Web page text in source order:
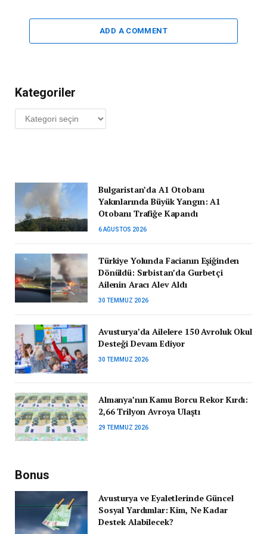
ADD A COMMENT
Kategoriler
Kategoriler
Bulgaristan’da A1 Otobanı
Yakınlarında Büyük Yangın: A1
Otobanı Trafiğe Kapandı
6 AĞUSTOS 2026
Türkiye Yolunda Facianın Eşiğinden
Dönüldü: Sırbistan’da Gurbetçi
Ailenin Aracı Alev Aldı
30 TEMMUZ 2026
Avusturya’da Ailelere 150 Avroluk Okul
Desteği Devam Ediyor
30 TEMMUZ 2026
Almanya’nın Kamu Borcu Rekor Kırdı:
2,66 Trilyon Avroya Ulaştı
29 TEMMUZ 2026
Bonus
Avusturya ve Eyaletlerinde Güncel
Sosyal Yardımlar: Kim, Ne Kadar
Destek Alabilecek?